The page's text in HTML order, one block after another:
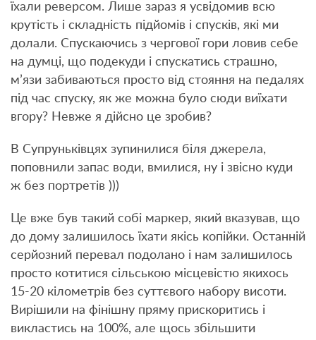
їхали реверсом. Лише зараз я усвідомив всю
крутість і складність підйомів і спусків, які ми
долали. Спускаючись з чергової гори ловив себе
на думці, що подекуди і спускатись страшно,
м’язи забиваються просто від стояння на педалях
під час спуску, як же можна було сюди виїхати
вгору? Невже я дійсно це зробив?
В Супруньківцях зупинилися біля джерела,
поповнили запас води, вмилися, ну і звісно куди
ж без портретів )))
Це вже був такий собі маркер, який вказував, що
до дому залишилось їхати якісь копійки. Останній
серйозний перевал подолано і нам залишилось
просто котитися сільською місцевістю якихось
15-20 кілометрів без суттєвого набору висоти.
Вирішили на фінішну пряму прискоритись і
викластись на 100%, але щось збільшити